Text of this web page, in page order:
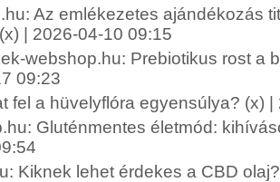
Az emlékezetes ajándékozás
| 2026-04-10 09:15
webshop.hu: Prebiotikus rost a
09:23
fel a hüvelyflóra egyensúlya? (x)
Gluténmentes életmód:
Kiknek lehet érdekes a CBD